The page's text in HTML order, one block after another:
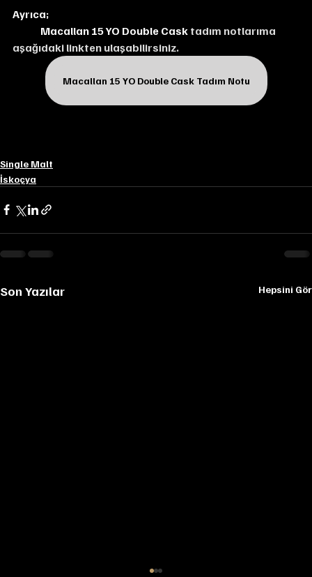
Ayrıca;
Macallan 15 YO Double Cask tadım notlarıma
aşağıdaki linkten ulaşabilirsiniz.
Macallan 15 YO Double Cask Tadım Notu
Single Malt
İskoçya
Son Yazılar Hepsini Gör